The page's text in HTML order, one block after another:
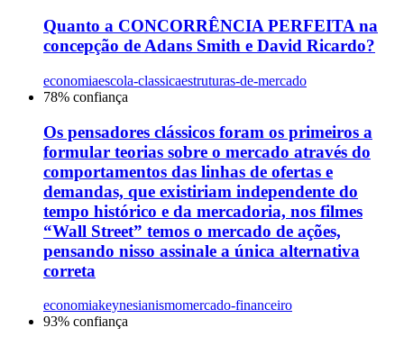
Quanto a CONCORRÊNCIA PERFEITA na
concepção de Adans Smith e David Ricardo?
economiaescola-classicaestruturas-de-mercado
78% confiança
Os pensadores clássicos foram os primeiros a
formular teorias sobre o mercado através do
comportamentos das linhas de ofertas e
demandas, que existiriam independente do
tempo histórico e da mercadoria, nos filmes
“Wall Street” temos o mercado de ações,
pensando nisso assinale a única alternativa
correta
economiakeynesianismomercado-financeiro
93% confiança